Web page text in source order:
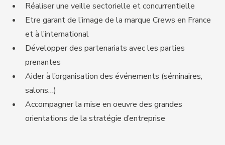
Réaliser une veille sectorielle et concurrentielle
Etre garant de l’image de la marque Crews en France
et à l’international
Développer des partenariats avec les parties
prenantes
Aider à l’organisation des événements (séminaires,
salons…)
Accompagner la mise en oeuvre des grandes
orientations de la stratégie d’entreprise